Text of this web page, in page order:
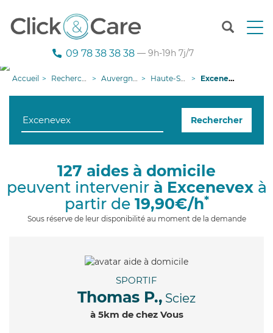
T
n
g
09 78 38 38 38 — 9h-19h 7j/7
Accueil Recherche aide à domicile Auvergne-Rhône-Alpes Haute-Savoie Excenevex
Rechercher
127 aides à domicile
peuvent intervenir à Excenevexà
partir de 19,90€/h*
Sous réserve de leur disponibilité au moment de la demande
SPORTIF
Thomas P., Sciez
à 5km de chez Vous